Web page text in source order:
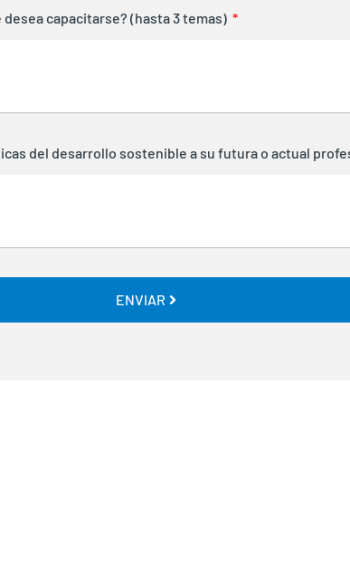
capacitarse? (hasta 3 temas)
del desarrollo sostenible a su futura o actual
ENVIAR